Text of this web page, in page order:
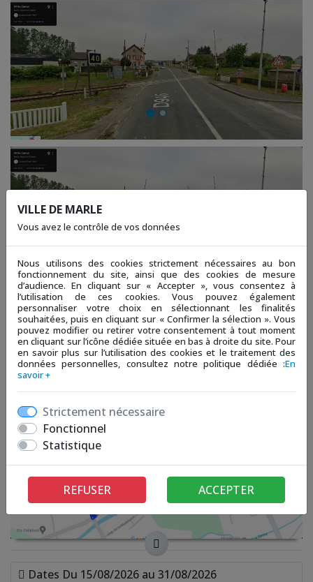
VILLE DE MARLE
Vous avez le contrôle de vos données
Nous utilisons des cookies strictement nécessaires au bon
fonctionnement du site, ainsi que des cookies de mesure
d’audience. En cliquant sur « Accepter », vous consentez à
l’utilisation de ces cookies. Vous pouvez également
personnaliser votre choix en sélectionnant les finalités
souhaitées, puis en cliquant sur « Confirmer la sélection ». Vous
pouvez modifier ou retirer votre consentement à tout moment
en cliquant sur l’icône dédiée située en bas à droite du site. Pour
en savoir plus sur l’utilisation des cookies et le traitement des
données personnelles, consultez notre politique dédiée :En
savoir +
Strictement nécessaire
Fonctionnel
Statistique
REFUSER ACCEPTER
Dates Du 15/08/2026 au 31/08/2026